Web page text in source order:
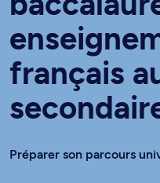
français
Préparer son parcours